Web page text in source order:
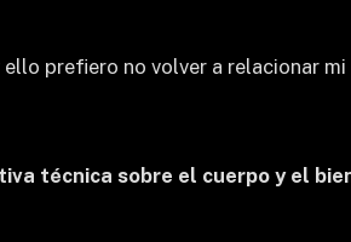
prefiero no volver a relacionar
técnica sobre el cuerpo y el